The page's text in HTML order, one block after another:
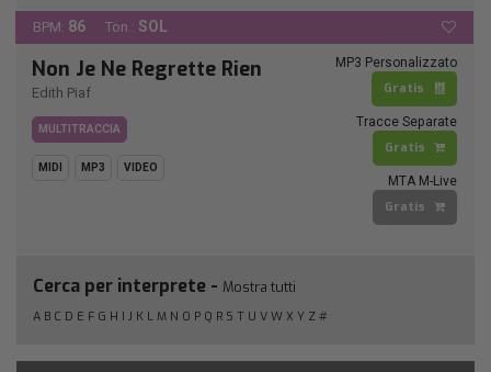
BPM: 86 Ton.: SOL
Non Je Ne Regrette Rien
Edith Piaf
MULTITRACCIA
MIDI MP3 VIDEO
MP3 Personalizzato
Gratis
Tracce Separate
Gratis
MTA M-Live
Gratis
Cerca per interprete - Mostra tutti
A B C D E F G H I J K L M N O P Q R S T U V W X Y Z #